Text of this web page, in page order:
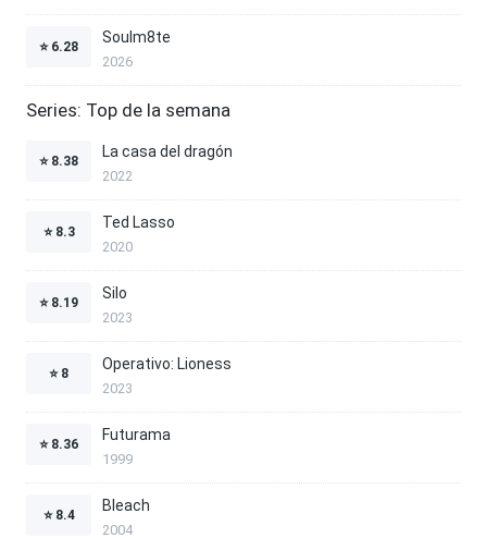
⭐ 6.28
Soulm8te
2026
Series: Top de la semana
⭐ 8.38
La casa del dragón
2022
⭐ 8.3
Ted Lasso
2020
⭐ 8.19
Silo
2023
⭐ 8
Operativo: Lioness
2023
⭐ 8.36
Futurama
1999
⭐ 8.4
Bleach
2004